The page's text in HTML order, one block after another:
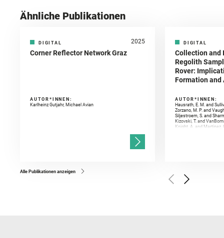
Ähnliche Publikationen
DIGITAL 2025
Corner Reflector Network Graz
AUTOR*INNEN:
Karlheinz Gutjahr, Michael Avian
DIGITAL
Collection and
Regolith
Rover:
Formation
AUTOR*INNEN:
Hausrath, E. M. and
Zorzano, M. P. and
Siljestroem, S. and
Kizovski, T. and
Knight, A. and Martinez,
Golombek, M. and
Herkenhoff, K. and
Alle Publikationen anzeigen